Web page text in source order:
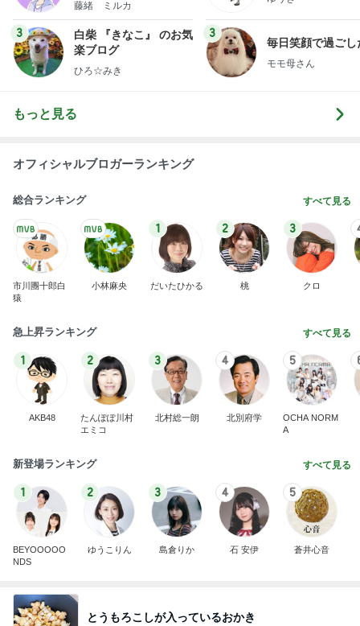
藤緒 ミルカ
3
白柴 『きなこ』 のお気
楽ブログ
ひろ☆みき
3
毎日笑顔で過ごし
モモ母さん
もっと見る
オフィシャルブロガーランキング
総合ランキング すべて見る
市川團十郎白
猿
小林麻央
1
だいたひかる
2
桃
3
クロ
急上昇ランキング すべて見る
1
AKB48
2
たんぽぽ川村
エミコ
3
北村総一朗
4
北別府学
5
OCHA NORM
A
新登場ランキング すべて見る
1
BEYOOOOO
NDS
2
ゆうこりん
3
島倉りか
4
石 安伊
5
蒼井心音
とうもろこしが入っているおかき